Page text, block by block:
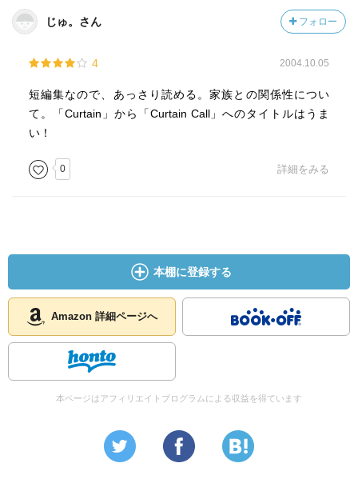
じゅ。さん フォロー
4 2004.10.05
短編集なので、あっさり読める。家族との関係性につい
て。「Curtain」から「Curtain Call」へのタイトルはうま
い！
0 詳細をみる
本棚に登録する
Amazon 詳細ページへ
本ページはアフィリエイトプログラムによる収益を得ています